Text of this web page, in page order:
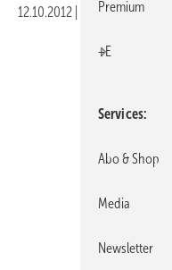
12.10.2012 Druckvorschau
Premium
+E
Services
Abo & Shop
Media
Newsletter